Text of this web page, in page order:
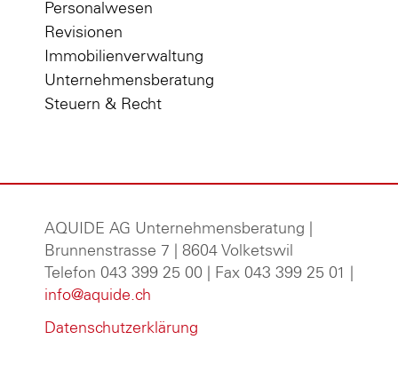
Personalwesen
Revisionen
Immobilienverwaltung
Unternehmensberatung
Steuern & Recht
AQUIDE AG Unternehmensberatung
Brunnenstrasse 7 | 8604 Volketswil
Telefon 043 399 25 00 | Fax 043 399 25 01 |
info@aquide.ch
Datenschutzerklärung